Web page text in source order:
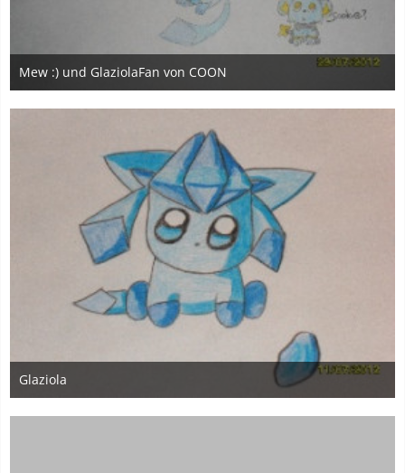
Mew :) und GlaziolaFan von COON
29. Juli 2012
1
Glaziola
12. Juli 2012
1